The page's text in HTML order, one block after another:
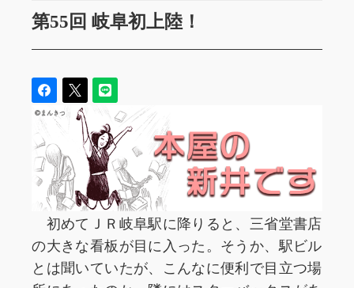
第55回 岐阜初上陸！
初めてＪＲ岐阜駅に降りると、三省堂書店
の大きな看板が目に入った。そうか、駅ビル
とは聞いていたが、こんなに便利で目立つ場